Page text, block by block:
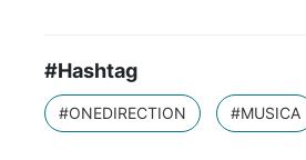
#Hashtag
#ONEDIRECTION #MUSICA